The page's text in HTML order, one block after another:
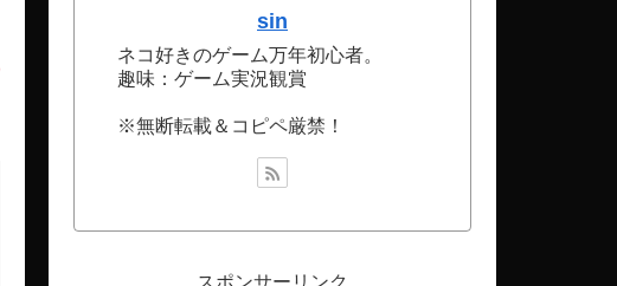
sin
ネコ好きのゲーム万年初心者。
趣味：ゲーム実況観賞
※無断転載＆コピペ厳禁！
スポンサーリンク